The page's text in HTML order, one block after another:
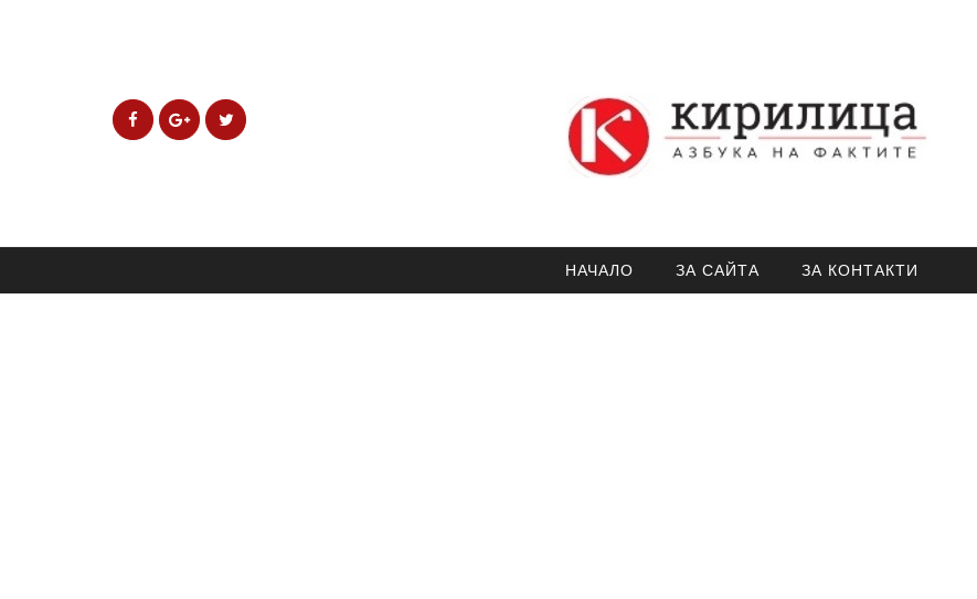
НАЧАЛО ЗА САЙТА ЗА КОНТАКТИ